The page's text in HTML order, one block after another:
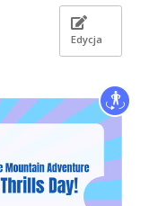
Edycja